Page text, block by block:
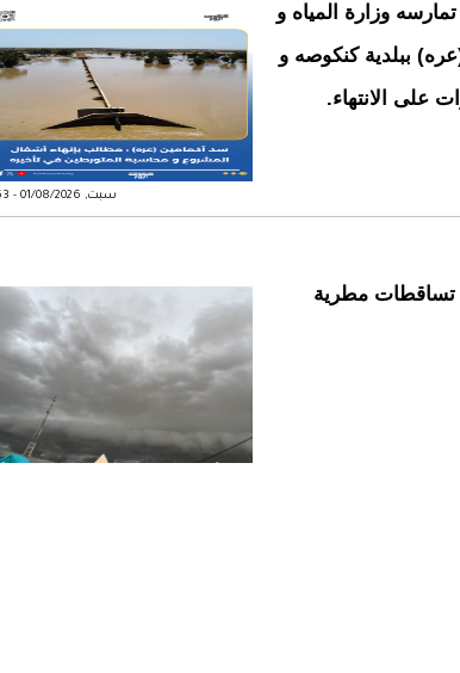
وزارة المياه و
ببلدية كنكوصه و
على الانتهاء.
سبت, 01/08/2026 - 09:53
تساقطات مطرية